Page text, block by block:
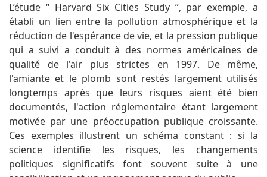
L’étude “ Harvard Six Cities Study ”, par exemple, a
établi un lien entre la pollution atmosphérique et la
réduction de l'espérance de vie, et la pression publique
qui a suivi a conduit à des normes américaines de
qualité de l'air plus strictes en 1997. De même,
l'amiante et le plomb sont restés largement utilisés
longtemps après que leurs risques aient été bien
documentés, l'action réglementaire étant largement
motivée par une préoccupation publique croissante.
Ces exemples illustrent un schéma constant : si la
science identifie les risques, les changements
politiques significatifs font souvent suite à une